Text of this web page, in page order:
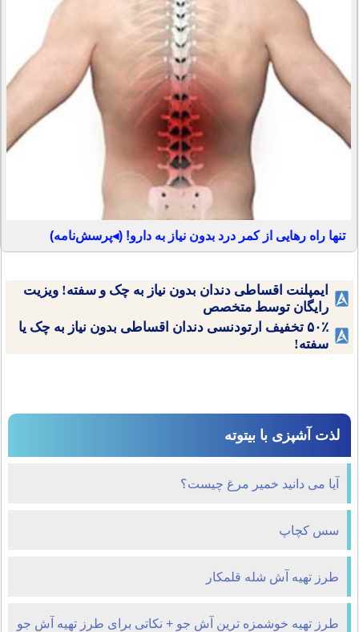
تنها راه رهایی از کمر درد بدون نیاز به دارو! (◂پرسش‌نامه)
ایمپلنت اقساطی دندان بدون نیاز به چک و سفته! ویزیت
رایگان توسط متخصص
۵۰٪ تخفیف ارتودنسی دندان اقساطی بدون نیاز به چک یا
سفته!
لذت آشپزی با بیتوته
آیا می دانید خمیر مرغ چیست؟
سس کچاپ
طرز تهیه آش شله قلمکار
طرز تهیه خوشمزه ترین آش جو + نکاتی برای طرز تهیه آش جو